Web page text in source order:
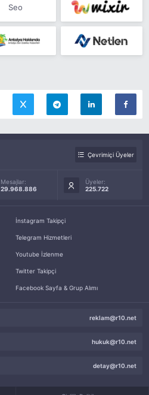
Seo
Çevrimiçi Üyeler
Mesajlar:
29.968.886
Üyeler:
225.722
İnstagram Takipçi
Telegram Hizmetleri
Youtube İzlenme
Twitter Takipçi
Facebook Sayfa & Grup Alımı
reklam@r10.net
hukuk@r10.net
detay@r10.net